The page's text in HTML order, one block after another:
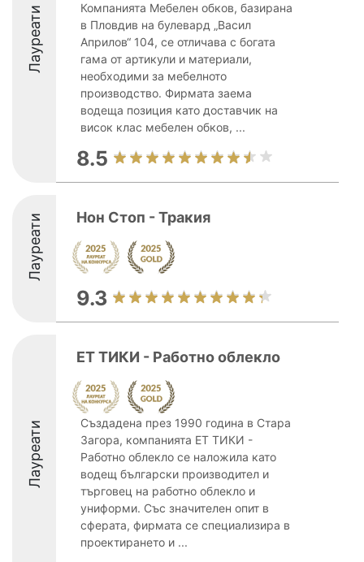
Лауреати
Компанията Мебелен обков, базирана
в Пловдив на булевард „Васил
Априлов“ 104, се отличава с богата
гама от артикули и материали,
необходими за мебелното
производство. Фирмата заема
водеща позиция като доставчик на
висок клас мебелен обков, ...
8.5
Лауреати Нон Стоп - Тракия
9.3
Лауреати
ЕТ ТИКИ - Работно облекло
Създадена през 1990 година в Стара
Загора, компанията ЕТ ТИКИ -
Работно облекло се наложила като
водещ български производител и
търговец на работно облекло и
униформи. Със значителен опит в
сферата, фирмата се специализира в
проектирането и ...